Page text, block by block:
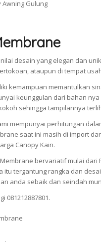
desain yang elegan dan
ataupun di tempat
kemampuan memantulkan
keunggulan dari bahan
sehingga tampilannya
mempunyai perhitungan
saat ini masih di import
Canopy Kain.
bervariatif mulai dari
itu tergantung rangka dan
anda sebaik dan seindah
081212887801.